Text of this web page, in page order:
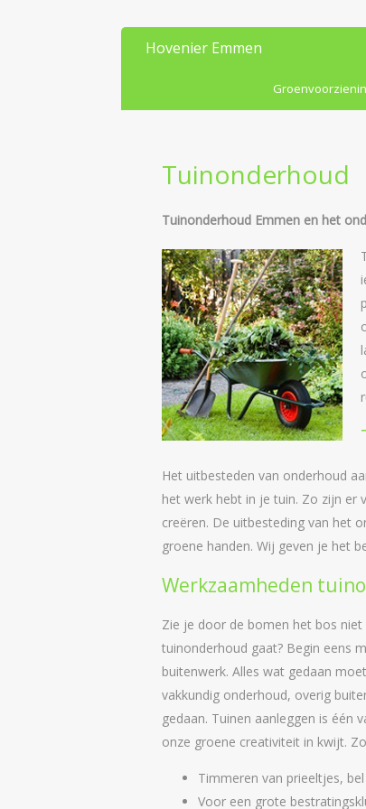
Hovenier Emmen
Tuinonderhoud
Tuinonderhoud Emmen en het
Het uitbesteden van onderhoud
het werk hebt in je tuin. Zo zijn er
creëren. De uitbesteding van het
groene handen. Wij geven je het
Werkzaamheden
Zie je door de bomen het bos
tuinonderhoud gaat? Begin eens
buitenwerk. Alles wat gedaan
vakkundig onderhoud, overig
gedaan. Tuinen aanleggen is één
onze groene creativiteit in kwijt.
Timmeren van prieeltjes,
Voor een grote